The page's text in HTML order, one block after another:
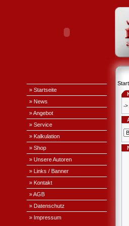
» Startseite
» News
» Angebot
» Service
» Kalkulation
» Shop
» Unsere Autoren
» Links / Banner
» Kontakt
» AGB
» Datenschutz
» Impressum
->